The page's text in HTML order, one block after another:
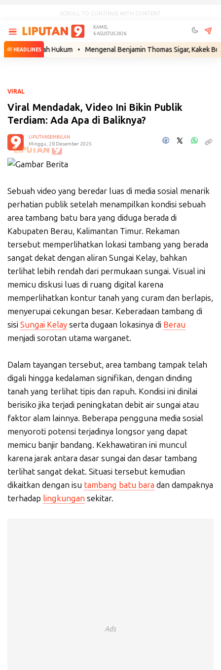
SCROLL TO CONTINUE WITH CONTENT
KAMIS,
6 AGUSTUS 2026
HEADLINES
Hukum • Mengenal Benjamin Thomas Sigar, Kakek Buyut
VIRAL
Viral Mendadak, Video Ini Bikin Publik
Terdiam: Ada Apa di Baliknya?
LIPUTANSEMBILAN
Minggu, 28 Desember 2025
Sebuah video yang beredar luas di media sosial menarik
perhatian publik setelah menampilkan kondisi sebuah
area tambang batu bara yang diduga berada di
Kabupaten Berau, Kalimantan Timur. Rekaman
tersebut memperlihatkan lokasi tambang yang berada
sangat dekat dengan aliran Sungai Kelay, bahkan
terlihat lebih rendah dari permukaan sungai. Visual ini
memicu diskusi luas di ruang digital karena
memperlihatkan kontur tanah yang curam dan berlapis,
menyerupai cekungan besar. Keberadaan tambang di
sisi Sungai Kelay serta dugaan lokasinya di Berau
menjadi sorotan utama warganet.
Dalam tayangan tersebut, area tambang tampak telah
digali hingga kedalaman signifikan, dengan dinding
tanah yang terlihat tipis dan rapuh. Kondisi ini dinilai
berisiko jika terjadi peningkatan debit air sungai atau
faktor alam lainnya. Beberapa pengguna media sosial
menyoroti potensi terjadinya longsor yang dapat
memicu banjir bandang. Kekhawatiran ini muncul
karena jarak antara dasar sungai dan dasar tambang
terlihat sangat dekat. Situasi tersebut kemudian
dikaitkan dengan isu tambang batu bara dan dampaknya
terhadap lingkungan sekitar.
Ads